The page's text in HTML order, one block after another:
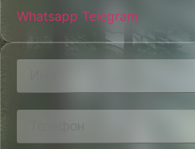
Whatsapp Telegram